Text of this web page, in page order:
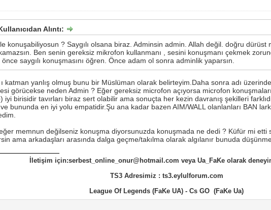
Alıntı:
konuşabiliyosun ? Saygılı olsana biraz. Adminsin admin. Allah değil. doğru dürüst
Ben senin gereksiz mikrofon kullanmanı , sesini konuşmanı çekmek
saygılı konuşmasını öğren. Önce adam ol sonra adminlik yaparsın.
katman yanlış olmuş bunu bir Müslüman olarak belirteyim.Daha sonra adı
görücekse neden Admin ? Eğer gereksiz microfon açıyorsa microfon
iyi birisidir tavırları biraz sert olabilir ama sonuçta her kezin davranış şekilleri
bununda en iyi yolu empatidir.Şu ana kadar bazen AIM/WALL olanlanları BAN
memnun değilseniz konuşma diyorsunuzda konuşmada ne dedi ? Küfür mi etti
ama arkadaşları arasında dalga geçme/takılma olarak algılanır bunuda
İletişim için:serbest_online_onur@hotmail.com veya Ua_FaKe olarak
TS3 Adresimiz : ts3.eylulforum.com
League Of Legends (FaKe UA) - Cs GO (FaKe Ua)